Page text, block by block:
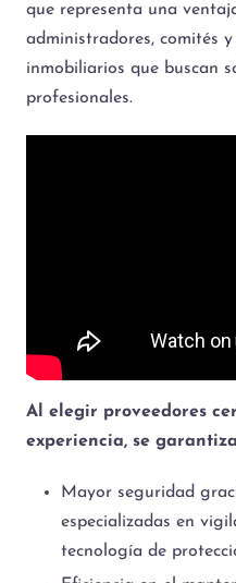
que representa una
administradores, comités
inmobiliarios que buscan
profesionales.
Al elegir proveedores
experiencia, se
Mayor seguridad
especializadas en
tecnología de